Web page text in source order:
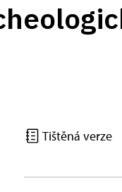
Tištěná verze